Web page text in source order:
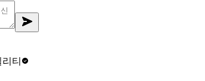
티